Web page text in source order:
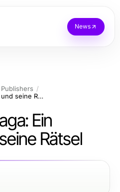
News
Die Detektivsaga: Ein Detektei und seine Rätsel
Ein
Rätsel